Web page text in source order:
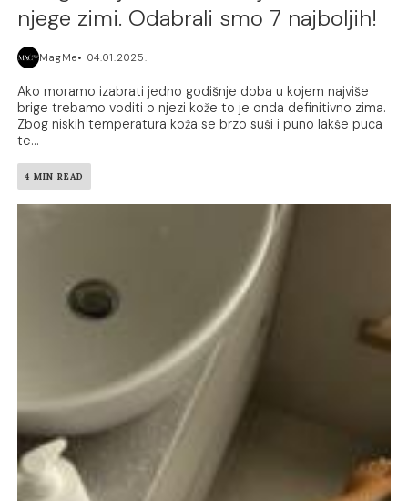
njege zimi. Odabrali smo 7 najboljih!
MagMe 04.01.2025.
Ako moramo izabrati jedno godišnje doba u kojem najviše
brige trebamo voditi o njezi kože to je onda definitivno zima.
Zbog niskih temperatura koža se brzo suši i puno lakše puca
te...
4 MIN READ